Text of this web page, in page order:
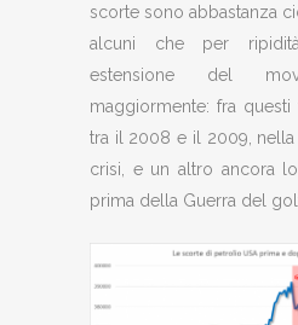
scorte sono abbastanza
alcuni che per
estensione del
maggiormente: fra
tra il 2008 e il 2009, nella
crisi, e un altro ancora
prima della Guerra del